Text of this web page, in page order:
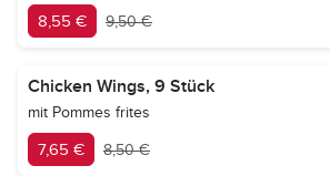
8,55 € 9,50 €
Chicken Wings, 9 Stück
mit Pommes frites
7,65 € 8,50 €